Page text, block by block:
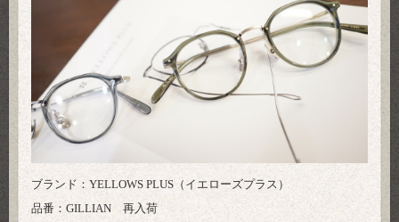
ブランド：YELLOWS PLUS（イエローズプラス）
品番：GILLIAN 再入荷